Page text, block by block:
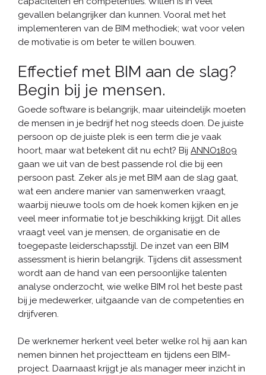
gevallen belangrijker dan kunnen. Vooral met het
implementeren van de BIM methodiek; wat voor velen
de motivatie is om beter te willen bouwen.
Effectief met BIM aan de slag?
Begin bij je mensen.
Goede software is belangrijk, maar uiteindelijk moeten
de mensen in je bedrijf het nog steeds doen. De juiste
persoon op de juiste plek is een term die je vaak
hoort, maar wat betekent dit nu echt? Bij ANNO1809
gaan we uit van de best passende rol die bij een
persoon past. Zeker als je met BIM aan de slag gaat,
wat een andere manier van samenwerken vraagt,
waarbij nieuwe tools om de hoek komen kijken en je
veel meer informatie tot je beschikking krijgt. Dit alles
vraagt veel van je mensen, de organisatie en de
toegepaste leiderschapsstijl. De inzet van een BIM
assessment is hierin belangrijk. Tijdens dit assessment
wordt aan de hand van een persoonlijke talenten
analyse onderzocht, wie welke BIM rol het beste past
bij je medewerker, uitgaande van de competenties en
drijfveren.
De werknemer herkent veel beter welke rol hij aan kan
nemen binnen het projectteam en tijdens een BIM-
project. Daarnaast krijgt je als manager meer inzicht in